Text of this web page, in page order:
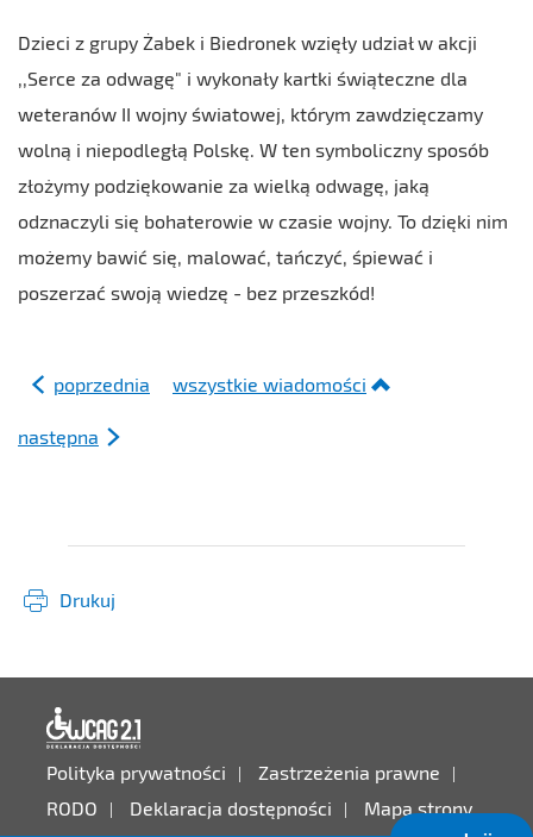
Dzieci z grupy Żabek i Biedronek wzięły udział w akcji
,,Serce za odwagę" i wykonały kartki świąteczne dla
weteranów II wojny światowej, którym zawdzięczamy
wolną i niepodległą Polskę. W ten symboliczny sposób
złożymy podziękowanie za wielką odwagę, jaką
odznaczyli się bohaterowie w czasie wojny. To dzięki nim
możemy bawić się, malować, tańczyć, śpiewać i
poszerzać swoją wiedzę - bez przeszkód!
poprzednia wszystkie wiadomości
następna
Drukuj
Polityka prywatności
Zastrzeżenia prawne
RODO
Deklaracja dostępności Mapa strony